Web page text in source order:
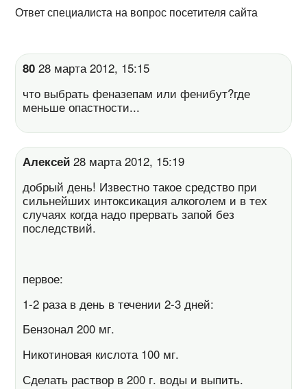
Ответ специалиста на вопрос посетителя сайта
80 28 марта 2012, 15:15
что выбрать феназепам или фенибут?где
меньше опастности...
Алексей 28 марта 2012, 15:19
добрый день! Известно такое средство при
сильнейших интоксикация алкоголем и в тех
случаях когда надо прервать запой без
последствий.
первое:
1-2 раза в день в течении 2-3 дней:
Бензонал 200 мг.
Никотиновая кислота 100 мг.
Сделать раствор в 200 г. воды и выпить.